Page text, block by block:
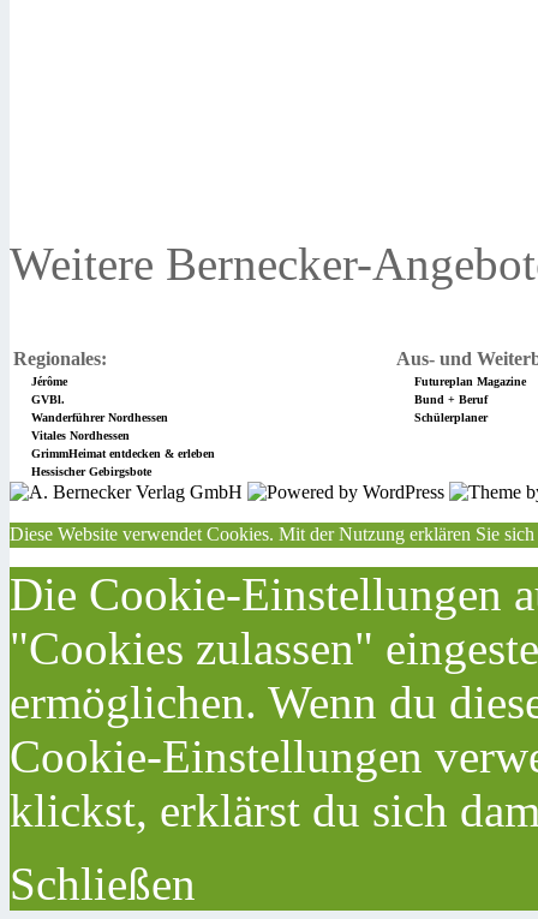
Weitere Bernecker-
Regionales: Aus- und
Jérôme
Futureplan Magazine
GVBl.
Bund + Beruf
Wanderführer Nordhessen
Schülerplaner
Vitales Nordhessen
GrimmHeimat entdecken & erleben
Hessischer Gebirgsbote
Diese Website verwendet Cookies. Mit der Nutzung erklären Sie
Die Cookie-Einstellungen
"Cookies zulassen"
ermöglichen. Wenn du
Cookie-Einstellungen
klickst, erklärst du sich
Schließen